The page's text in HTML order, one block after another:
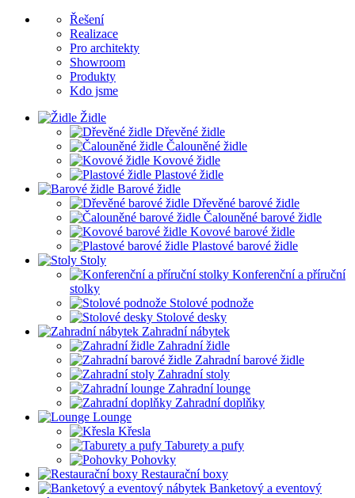
Řešení
Realizace
Pro architekty
Showroom
Produkty
Kdo jsme
Židle
Dřevěné židle
Čalouněné židle
Kovové židle
Plastové židle
Barové židle
Dřevěné barové židle
Čalouněné barové židle
Kovové barové židle
Plastové barové židle
Stoly
Konferenční a příruční
stolky
Stolové podnože
Stolové desky
Zahradní nábytek
Zahradní židle
Zahradní barové židle
Zahradní stoly
Zahradní lounge
Zahradní doplňky
Lounge
Křesla
Taburety a pufy
Pohovky
Restaurační boxy
Banketový a eventový